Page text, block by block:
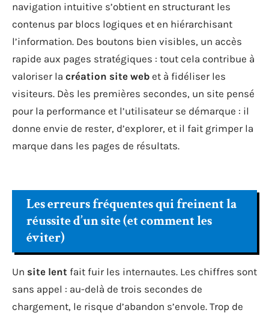
navigation intuitive s’obtient en structurant les
contenus par blocs logiques et en hiérarchisant
l’information. Des boutons bien visibles, un accès
rapide aux pages stratégiques : tout cela contribue à
valoriser la création site web et à fidéliser les
visiteurs. Dès les premières secondes, un site pensé
pour la performance et l’utilisateur se démarque : il
donne envie de rester, d’explorer, et il fait grimper la
marque dans les pages de résultats.
Les erreurs fréquentes qui freinent la
réussite d’un site (et comment les
éviter)
Un site lent fait fuir les internautes. Les chiffres sont
sans appel : au-delà de trois secondes de
chargement, le risque d’abandon s’envole. Trop de